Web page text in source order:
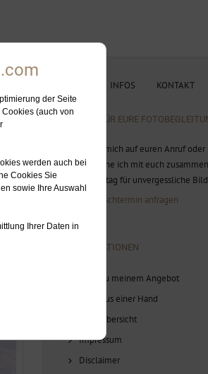
PREISE & INFOS KONTAKT
BEREIT FÜR EURE
Ich freue mich auf euren Anruf
Gerne plane ich mit euch
Hochzeitstag für unvergessliche
Jetzt Wunschtermin anfragen
INFORMATIONEN
Infos zu meinem Angebot
Alles aus einer Hand
Blog-Übersicht
Impressum
Disclaimer